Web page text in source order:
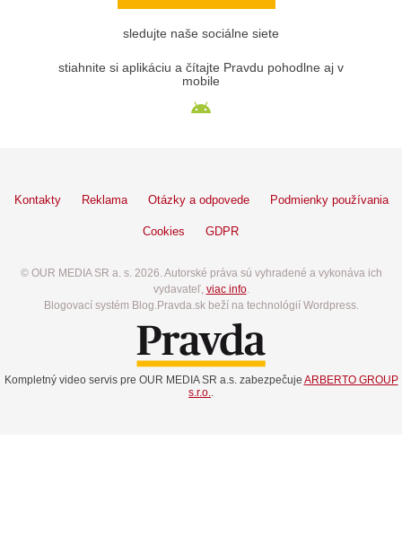
sledujte naše sociálne siete
stiahnite si aplikáciu a čítajte Pravdu pohodlne aj v
mobile
Kontakty Reklama Otázky a odpovede Podmienky používania
Cookies GDPR
© OUR MEDIA SR a. s. 2026. Autorské práva sú vyhradené a vykonáva ich
vydavateľ, viac info.
Blogovací systém Blog.Pravda.sk beží na technológií Wordpress.
Kompletný video servis pre OUR MEDIA SR a.s. zabezpečuje ARBERTO GROUP
s.r.o.